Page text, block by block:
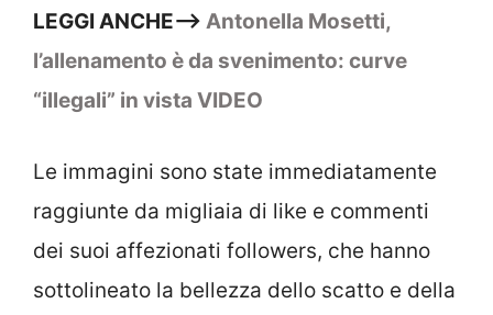
LEGGI ANCHE–> Antonella Mosetti,
l’allenamento è da svenimento: curve
“illegali” in vista VIDEO
Le immagini sono state immediatamente
raggiunte da migliaia di like e commenti
dei suoi affezionati followers, che hanno
sottolineato la bellezza dello scatto e della